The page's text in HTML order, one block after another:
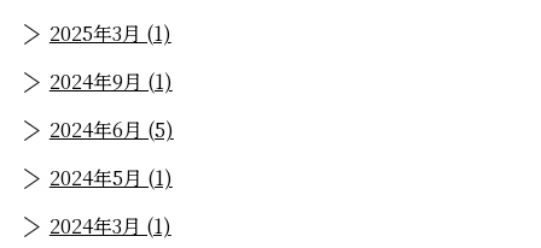
2025年3月 (1)
2024年9月 (1)
2024年6月 (5)
2024年5月 (1)
2024年3月 (1)